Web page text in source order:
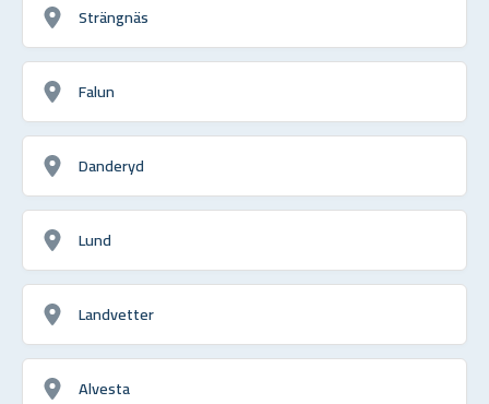
Strängnäs
Falun
Danderyd
Lund
Landvetter
Alvesta